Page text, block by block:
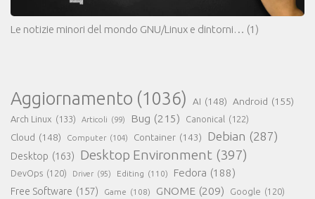
Le notizie minori del mondo GNU/Linux e dintorni… (1)
Aggiornamento (1036) AI (148) Android (155)
Arch Linux (133) Articoli (99) Bug (215) Canonical (122)
Cloud (148) Computer (104) Container (143) Debian (287)
Desktop (163) Desktop Environment (397)
DevOps (120) Driver (95) Editing (110) Fedora (188)
Free Software (157) Game (108) GNOME (209) Google (120)